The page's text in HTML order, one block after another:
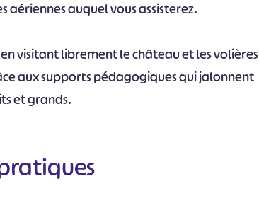
aériennes auquel vous assisterez.
en visitant librement le château et les volières
aux supports pédagogiques qui jalonnent
et grands.